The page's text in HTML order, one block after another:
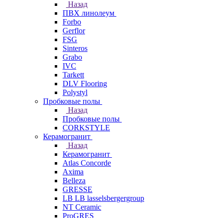
Назад
ПВХ линолеум
Forbo
Gerflor
FSG
Sinteros
Grabo
IVC
Tarkett
DLV Flooring
Polystyl
Пробковые полы
Назад
Пробковые полы
CORKSTYLE
Керамогранит
Назад
Керамогранит
Atlas Concorde
Axima
Belleza
GRESSE
LB LB lasselsbergergroup
NT Ceramic
ProGRES